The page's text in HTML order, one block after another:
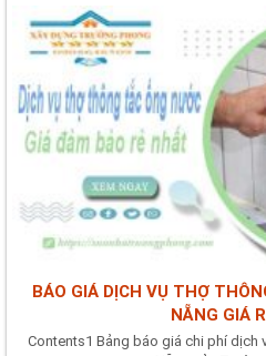
BÁO GIÁ DỊCH VỤ THỢ
NẴNG GIÁ
Contents1 Bảng báo giá chi phí